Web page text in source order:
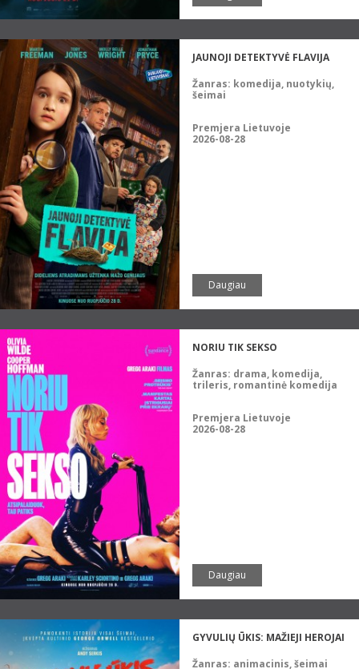
JAUNOJI DETEKTYVĖ FLAVIJA
Žanras: komedija, nuotykių,
šeimai
Premjera Lietuvoje
2026-08-28
Daugiau
NORIU TIK SEKSO
Žanras: drama, komedija,
trileris, romantinė komedija
Premjera Lietuvoje
2026-08-28
Daugiau
GYVULIŲ ŪKIS: MAŽIEJI HEROJAI
Žanras: animacinis, šeimai